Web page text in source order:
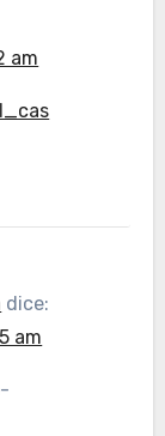
am
dice:
am